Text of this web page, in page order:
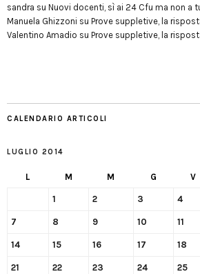
sandra su Nuovi docenti, sì ai 24 Cfu ma non a
Manuela Ghizzoni su Prove suppletive, la
Valentino Amadio su Prove suppletive, la
CALENDARIO ARTICOLI
LUGLIO 2014
L M M G V
1 2 3 4
7 8 9 10 11
14 15 16 17 18
21 22 23 24 25